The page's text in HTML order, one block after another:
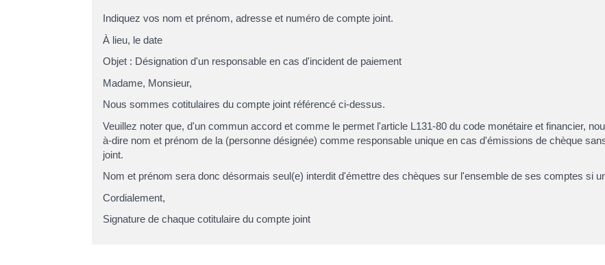
Indiquez vos nom et prénom, adresse et numéro de compte joint.
À lieu, ledate
Objet : Désignation d'un responsable en cas d'incident de paiement
Madame, Monsieur,
Nous sommes cotitulaires du compte joint référencé ci-dessus.
Veuillez noter que, d'un commun accord et comme le permet l'article L131-80 du code monétaire et financier,
à-dire nom et prénom de la (personne désignée) comme responsable unique en cas d'émissions de chèque
joint.
Nom et prénom sera donc désormais seul(e) interdit d'émettre des chèques sur l'ensemble de ses comptes si
Cordialement,
Signature de chaque cotitulaire du compte joint